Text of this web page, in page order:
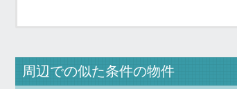
周辺での似た条件の物件